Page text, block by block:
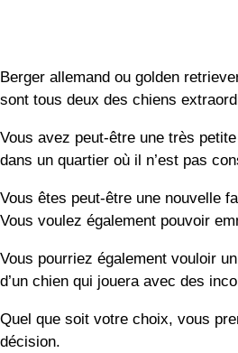
Berger allemand ou golden
sont tous deux des chiens
Vous avez peut-être une très
dans un quartier où il n’est pas
Vous êtes peut-être une nouvelle
Vous voulez également pouvoir
Vous pourriez également vouloir
d’un chien qui jouera avec des
Quel que soit votre choix, vous
décision.